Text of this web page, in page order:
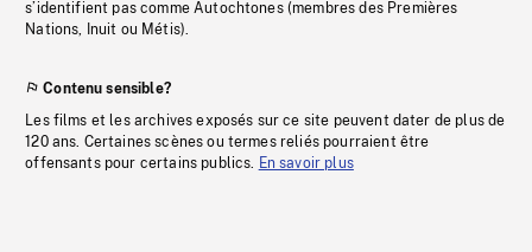
s’identifient pas comme Autochtones (membres des Premières
Nations, Inuit ou Métis).
Contenu sensible?
Les films et les archives exposés sur ce site peuvent dater de plus de
120 ans. Certaines scènes ou termes reliés pourraient être
offensants pour certains publics. En savoir plus